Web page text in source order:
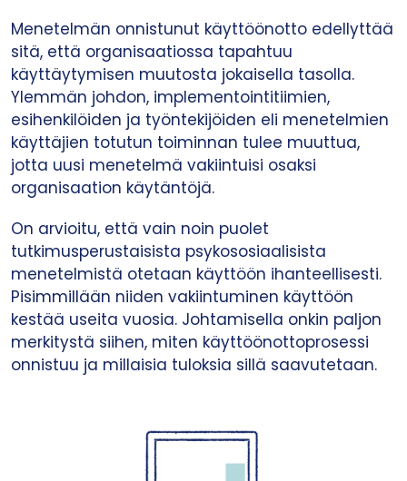
Menetelmän onnistunut käyttöönotto edellyttää
sitä, että organisaatiossa tapahtuu
käyttäytymisen muutosta jokaisella tasolla.
Ylemmän johdon, implementointitiimien,
esihenkilöiden ja työntekijöiden eli menetelmien
käyttäjien totutun toiminnan tulee muuttua,
jotta uusi menetelmä vakiintuisi osaksi
organisaation käytäntöjä.
On arvioitu, että vain noin puolet
tutkimusperustaisista psykososiaalisista
menetelmistä otetaan käyttöön ihanteellisesti.
Pisimmillään niiden vakiintuminen käyttöön
kestää useita vuosia. Johtamisella onkin paljon
merkitystä siihen, miten käyttöönottoprosessi
onnistuu ja millaisia tuloksia sillä saavutetaan.